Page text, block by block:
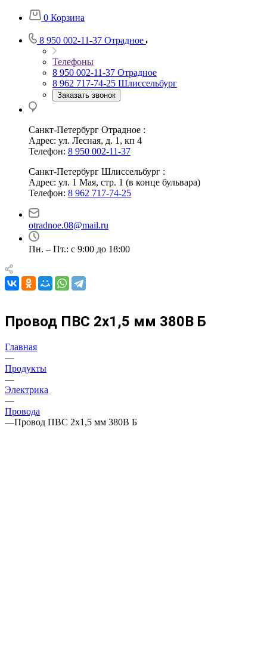
0 Корзина
8 950 002-11-37 Отрадное
Телефоны
8 950 002-11-37 Отрадное
8 962 717-74-25 Шлиссельбург
Заказать звонок
Санкт-Петербург Отрадное :
Адрес: ул. Лесная, д. 1, кп 4
Телефон: 8 950 002-11-37
Санкт-Петербург Шлиссельбург :
Адрес: ул. 1 Мая, стр. 1 (в конце бульвара)
Телефон: 8 962 717-74-25
otradnoe.08@mail.ru
Пн. – Пт.: с 9:00 до 18:00
Провод ПВС 2х1,5 мм 380В Б
Главная
—
Продукты
—
Электрика
—
Провода
—Провод ПВС 2х1,5 мм 380В Б